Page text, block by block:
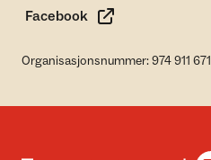
Facebook
Organisasjonsnummer: 974 911 671